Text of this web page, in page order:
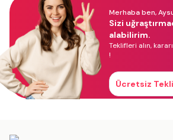
Merhaba ben,
Sizi
alabilirim.
Teklifleri alın,
!
Ücretsiz